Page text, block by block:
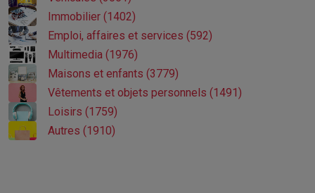
Immobilier (1402)
Emploi, affaires et services (592)
Multimedia (1976)
Maisons et enfants (3779)
Vêtements et objets personnels (1491)
Loisirs (1759)
Autres (1910)